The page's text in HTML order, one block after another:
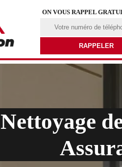
ON VOUS RAPPEL
Nettoyage